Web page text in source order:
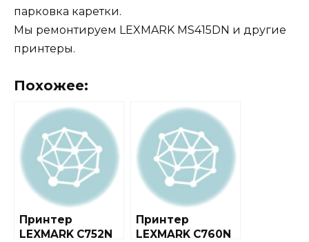
парковка каретки.
Мы ремонтируем LEXMARK MS415DN и другие
принтеры.
Похожее:
Принтер
LEXMARK C752N
Принтер
LEXMARK C760N